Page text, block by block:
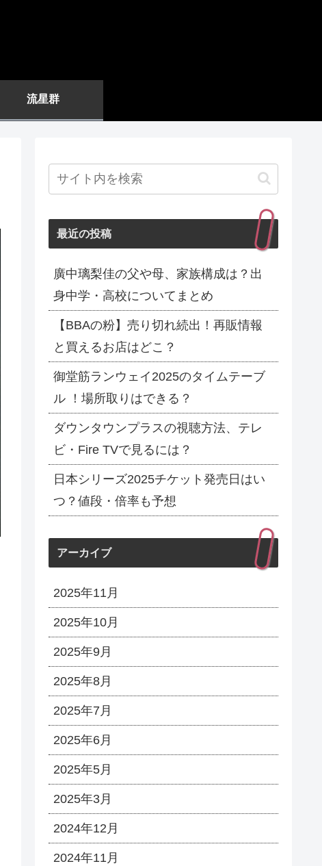
流星群
最近の投稿
廣中璃梨佳の父や母、家族構成は？出
身中学・高校についてまとめ
【BBAの粉】売り切れ続出！再販情報
と買えるお店はどこ？
御堂筋ランウェイ2025のタイムテーブ
ル ！場所取りはできる？
ダウンタウンプラスの視聴方法、テレ
ビ・Fire TVで見るには？
日本シリーズ2025チケット発売日はい
つ？値段・倍率も予想
アーカイブ
2025年11月
2025年10月
2025年9月
2025年8月
2025年7月
2025年6月
2025年5月
2025年3月
2024年12月
2024年11月